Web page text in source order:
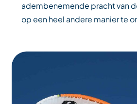
adembenemende pracht van
op een heel andere manier te